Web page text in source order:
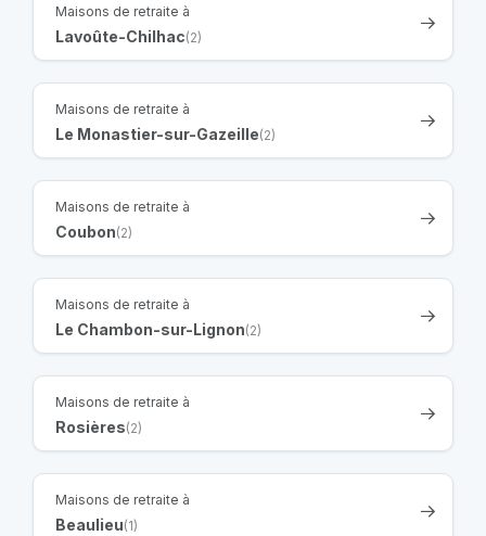
Maisons de retraite à
Lavoûte-Chilhac(2)
Maisons de retraite à
Le Monastier-sur-Gazeille(2)
Maisons de retraite à
Coubon(2)
Maisons de retraite à
Le Chambon-sur-Lignon(2)
Maisons de retraite à
Rosières(2)
Maisons de retraite à
Beaulieu(1)